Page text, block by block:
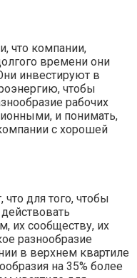
что компании,
времени они
инвестируют в
чтобы
рабочих
и понимать,
с хорошей
для того, чтобы
их сообществу, их
разнообразие
в верхнем квартиле
на 35% более